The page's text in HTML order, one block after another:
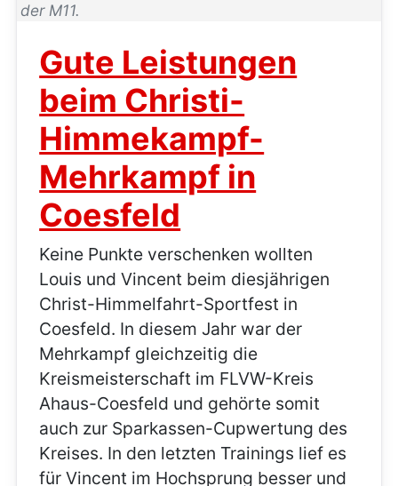
der M11.
Gute Leistungen
beim Christi-
Himmekampf-
Mehrkampf in
Coesfeld
Keine Punkte verschenken wollten
Louis und Vincent beim diesjährigen
Christ-Himmelfahrt-Sportfest in
Coesfeld. In diesem Jahr war der
Mehrkampf gleichzeitig die
Kreismeisterschaft im FLVW-Kreis
Ahaus-Coesfeld und gehörte somit
auch zur Sparkassen-Cupwertung des
Kreises. In den letzten Trainings lief es
für Vincent im Hochsprung besser und